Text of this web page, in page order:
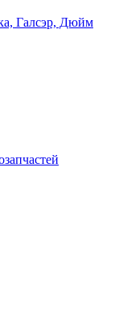
Галсэр, Дюйм